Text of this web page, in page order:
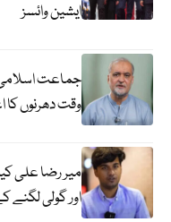
ایشین وائسز
وقت دھرنوں کا
میر رضا علی
اور گولی لگنے